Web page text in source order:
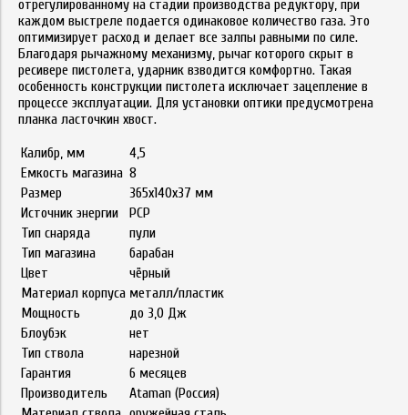
отрегулированному на стадии производства редуктору, при
каждом выстреле подается одинаковое количество газа. Это
оптимизирует расход и делает все залпы равными по силе.
Благодаря рычажному механизму, рычаг которого скрыт в
ресивере пистолета, ударник взводится комфортно. Такая
особенность конструкции пистолета исключает зацепление в
процессе эксплуатации. Для установки оптики предусмотрена
планка ласточкин хвост.
Калибр, мм
4,5
Емкость магазина 8
Размер
365х140х37 мм
Источник энергии
РСР
Тип снаряда
пули
Тип магазина
барабан
Цвет
чёрный
Материал корпуса металл/пластик
Мощность
до 3,0 Дж
Блоубэк
нет
Тип ствола
нарезной
Гарантия
6 месяцев
Производитель
Ataman (Россия)